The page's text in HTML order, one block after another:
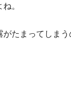
。
たまってしまう